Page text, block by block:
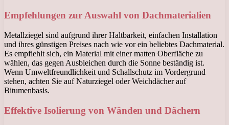
Empfehlungen zur Auswahl von Dachmaterialien
Metallziegel sind aufgrund ihrer Haltbarkeit, einfachen Installation
und ihres günstigen Preises nach wie vor ein beliebtes Dachmaterial.
Es empfiehlt sich, ein Material mit einer matten Oberfläche zu
wählen, das gegen Ausbleichen durch die Sonne beständig ist.
Wenn Umweltfreundlichkeit und Schallschutz im Vordergrund
stehen, achten Sie auf Naturziegel oder Weichdächer auf
Bitumenbasis.
Effektive Isolierung von Wänden und Dächern